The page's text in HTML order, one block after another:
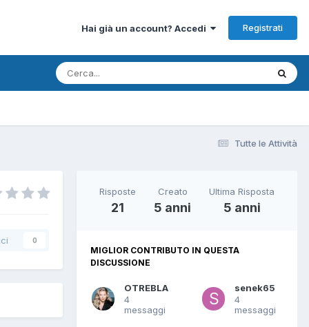
Hai già un account? Accedi Registrati
Tutte le Attività
0
Risposte
21
Creato
5 anni
Ultima Risposta
5 anni
MIGLIOR CONTRIBUTO IN QUESTA
DISCUSSIONE
OTREBLA
4
messaggi
senek65
4
messaggi